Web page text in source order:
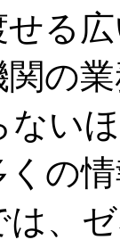
る
の
ない
くの
は、